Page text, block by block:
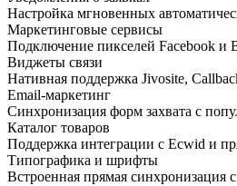
Настройка мгновенных
Маркетинговые сервисы
Подключение пикселей Facebook и
Виджеты связи
Нативная поддержка Jivosite,
Email-маркетинг
Синхронизация форм захвата с
Каталог товаров
Поддержка интеграции с Ecwid и
Типографика и шрифты
Встроенная прямая синхронизация